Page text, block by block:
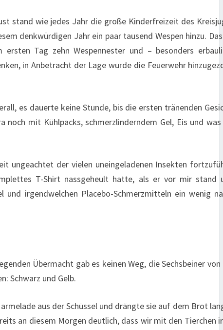
stand wie jedes Jahr die große Kinderfreizeit des
denkwürdigen Jahr ein paar tausend Wespen hinzu.
Tag zehn Wespennester und – besonders
in Anbetracht der Lage wurde die Feuerwehr
es dauerte keine Stunde, bis die ersten tränenden
mit Kühlpacks, schmerzlinderndem Gel, Eis und
ungeachtet der vielen uneingeladenen Insekten
T-Shirt nassgeheult hatte, als er vor mir stand
irgendwelchen Placebo-Schmerzmitteln ein wenig
Übermacht gab es keinen Weg, die Sechsbeiner von
Schwarz und Gelb.
aus der Schüssel und drängte sie auf dem Brot
an diesem Morgen deutlich, dass wir mit den Tierchen